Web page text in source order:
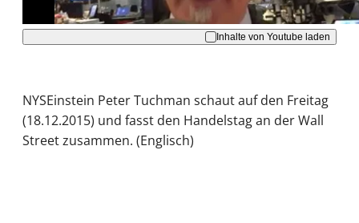
Inhalte von Youtube laden
NYSEinstein Peter Tuchman schaut auf den Freitag
(18.12.2015) und fasst den Handelstag an der Wall
Street zusammen. (Englisch)